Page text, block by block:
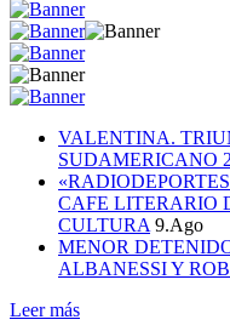
VALENTINA.
SUDAMERICANO
CAFE LITERARIO
CULTURA 9.Ago
MENOR
ALBANESSI Y
Leer más